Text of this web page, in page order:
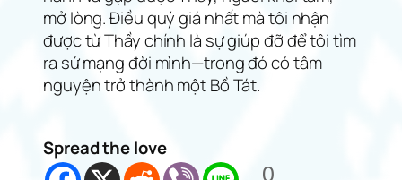
mở lòng. Điều quý giá nhất mà tôi nhận
được từ Thầy chính là sự giúp đỡ để tôi tìm
ra sứ mạng đời mình—trong đó có tâm
nguyện trở thành một Bồ Tát.
Spread the love
0